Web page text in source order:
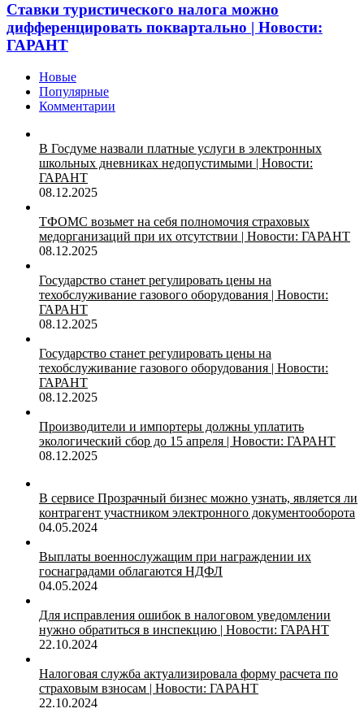
Ставки туристического налога можно
дифференцировать поквартально | Новости:
ГАРАНТ
Новые
Популярные
Комментарии
В Госдуме назвали платные услуги в электронных
школьных дневниках недопустимыми | Новости:
ГАРАНТ
08.12.2025
ТФОМС возьмет на себя полномочия страховых
медорганизаций при их отсутствии | Новости: ГАРАНТ
08.12.2025
Государство станет регулировать цены на
техобслуживание газового оборудования | Новости:
ГАРАНТ
08.12.2025
Государство станет регулировать цены на
техобслуживание газового оборудования | Новости:
ГАРАНТ
08.12.2025
Производители и импортеры должны уплатить
экологический сбор до 15 апреля | Новости: ГАРАНТ
08.12.2025
В сервисе Прозрачный бизнес можно узнать, является ли
контрагент участником электронного документооборота
04.05.2024
Выплаты военнослужащим при награждении их
госнаградами облагаются НДФЛ
04.05.2024
Для исправления ошибок в налоговом уведомлении
нужно обратиться в инспекцию | Новости: ГАРАНТ
22.10.2024
Налоговая служба актуализировала форму расчета по
страховым взносам | Новости: ГАРАНТ
22.10.2024